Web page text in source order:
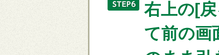
右上の[
て前の画